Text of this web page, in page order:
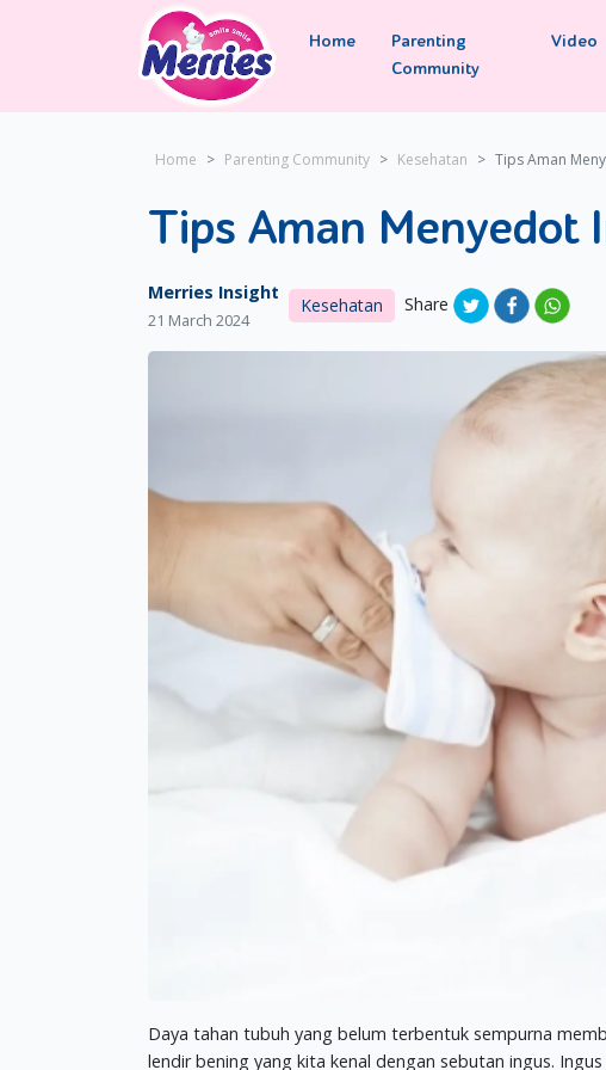
Home
Parenting
Community
Video
Home Parenting Community Kesehatan Tips Aman
Tips Aman Menyedot
Merries Insight
21 March 2024
Kesehatan Share
Daya tahan tubuh yang belum terbentuk sempurna
lendir bening yang kita kenal dengan sebutan ingus.